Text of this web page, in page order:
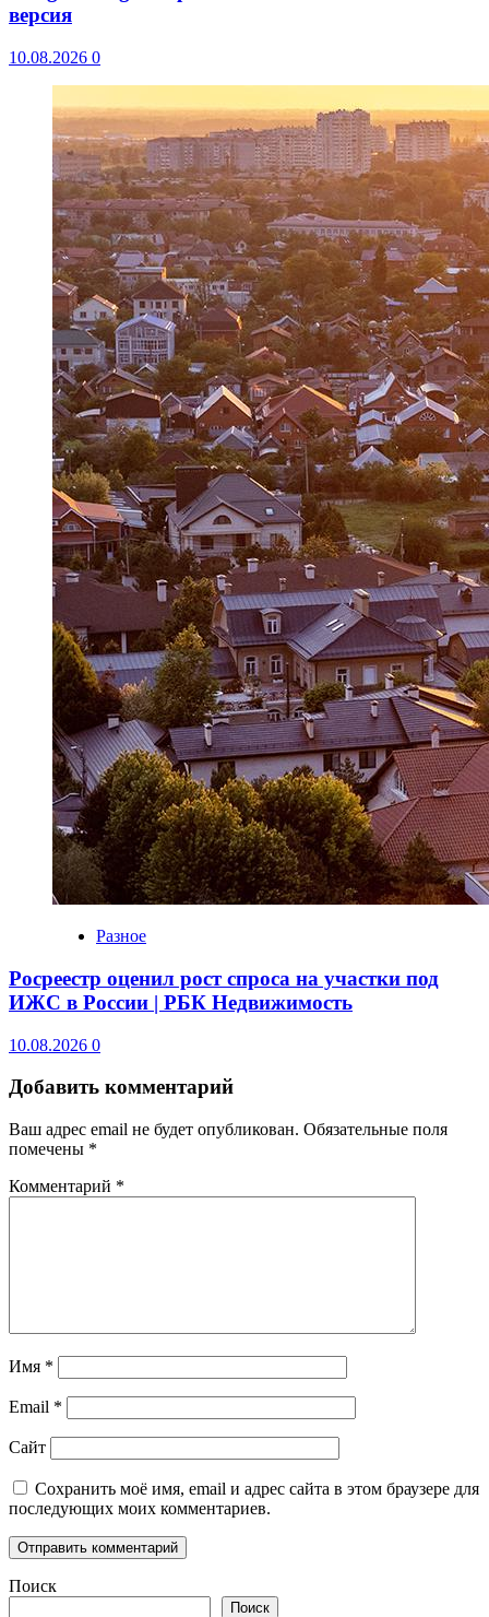
версия
10.08.2026 0
Разное
Росреестр оценил рост спроса на участки под
ИЖС в России | РБК Недвижимость
10.08.2026 0
Добавить комментарий
Ваш адрес email не будет опубликован. Обязательные поля
помечены *
Комментарий *
Имя *
Email *
Сайт
Сохранить моё имя, email и адрес сайта в этом браузере для
последующих моих комментариев.
Поиск
Поиск